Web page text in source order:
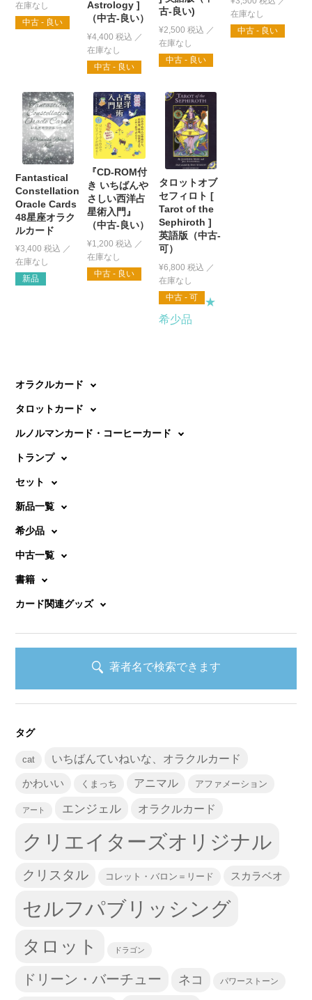
中古 - 良い
Astrology ]
（中古-良い）
¥4,400 税込
中古 - 良い
古-良い)
¥2,500 税込
中古 - 良い
中古 - 良い
Fantastical
Constellation
Oracle Cards
48星座オラク
ルカード
¥3,400 税込
新品
『CD-ROM付
き いちばんや
さしい西洋占
星術入門』
（中古-良い）
¥1,200 税込
中古 - 良い
タロットオブ
セフィロト [
Tarot of the
Sephiroth ]
英語版（中古-
可）
¥6,800 税込
中古 - 可
★
希少品
オラクルカード
タロットカード
ルノルマンカード・コーヒーカード
トランプ
セット
新品一覧
希少品
中古一覧
書籍
カード関連グッズ
著者名で検索できます
タグ
cat いちばんていねいな、オラクルカード
かわいい くまっち アニマル アファメーション
アート エンジェル オラクルカード
クリエイターズオリジナル
クリスタル コレット・バロン＝リード スカラベオ
セルフパブリッシング
タロット ドラゴン
ドリーン・バーチュー ネコ パワーストーン